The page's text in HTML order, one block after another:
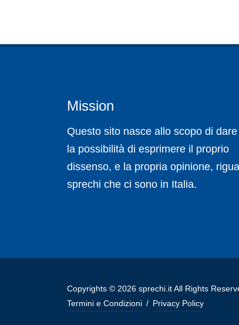
Mission
Questo sito nasce allo scopo di
la possibilità di esprimere il proprio
dissenso, e la propria opinione,
sprechi che ci sono in Italia.
Copyrights © 2026 sprechi.it All Rights
Termini e Condizioni / Privacy Policy